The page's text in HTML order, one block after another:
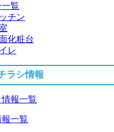
一覧
チン
化粧台
レ
ラシ情報
報一覧
一覧